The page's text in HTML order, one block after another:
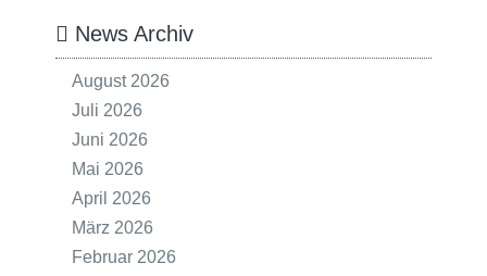
News Archiv
August 2026
Juli 2026
Juni 2026
Mai 2026
April 2026
März 2026
Februar 2026